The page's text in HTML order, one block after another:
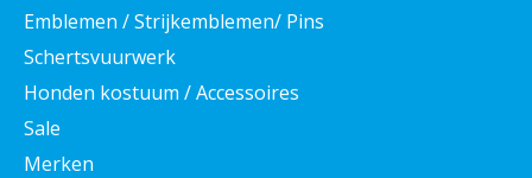
Emblemen / Strijkemblemen/ Pins
Schertsvuurwerk
Honden kostuum / Accessoires
Sale
Merken